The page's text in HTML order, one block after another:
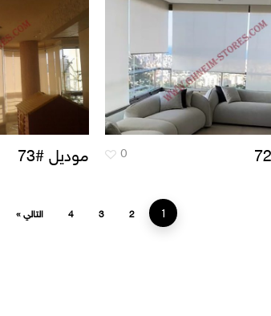
0 موديل #73
1
2
3
4 التالي »